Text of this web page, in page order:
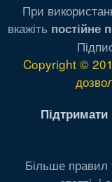
При
вкажіть постійне
Copyright ©
Підтримати
Більше правил